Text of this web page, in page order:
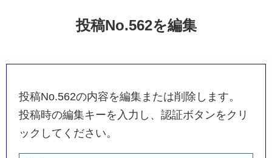
投稿No.562を編集
投稿No.562の内容を編集または削除します。
投稿時の編集キーを入力し、認証ボタンをクリ
ックしてください。